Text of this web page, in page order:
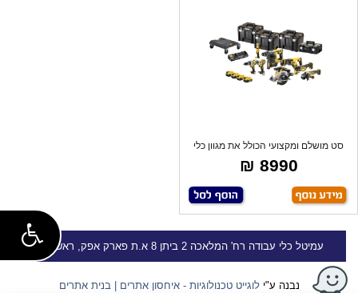
סט מושלם ומקצועי הכולל את מגוון כלי
העבו
8990 ₪
עמיטל כלי עבודה רח' המלאכה 2 ביתן 8 א.ת פארק אפק, ראש העין
נבנה ע"ילוגייט טכנולוגיות - איחסון אתרים | בנית אתרים